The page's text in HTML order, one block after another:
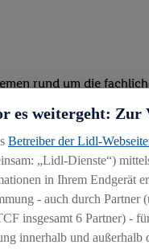
rund um die
den Kulissen, sondern
und vertrittst
unserer
es weitergeht:
Betreiber der Lidl-
„Lidl-Dienste“)
in Ihrem Endgerät
- auch durch Partner
insgesamt 6 Partner) -
innerhalb und